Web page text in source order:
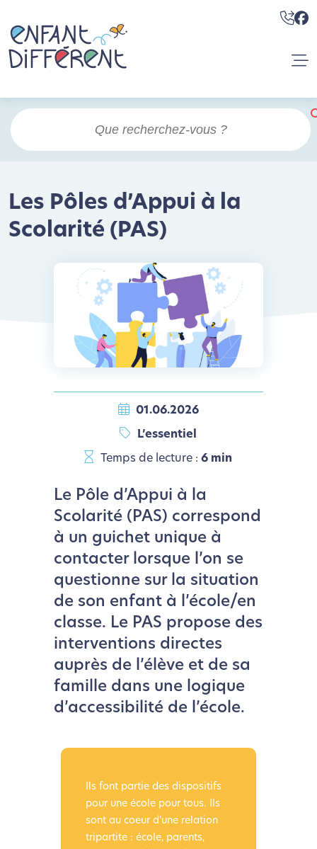
Les Pôles d’Appui à la
Scolarité (PAS)
01.06.2026
L’essentiel
Temps de lecture :6 min
Le Pôle d’Appui à la
Scolarité (PAS) correspond
à un guichet unique à
contacter lorsque l’on se
questionne sur la situation
de son enfant à l’école/en
classe. Le PAS propose des
interventions directes
auprès de l’élève et de sa
famille dans une logique
d’accessibilité de l’école.
Ils font partie des dispositifs
pour une école pour tous. Ils
sont au coeur d'une relation
tripartite : école, parents,